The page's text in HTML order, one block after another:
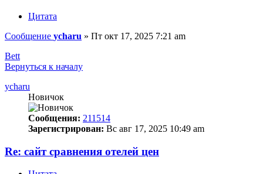
Цитата
Сообщение ycharu » Пт окт 17, 2025 7:21 am
Bett
Вернуться к началу
ycharu
Новичок
Сообщения: 211514
Зарегистрирован: Вс авг 17, 2025 10:49 am
Re: сайт сравнения отелей цен